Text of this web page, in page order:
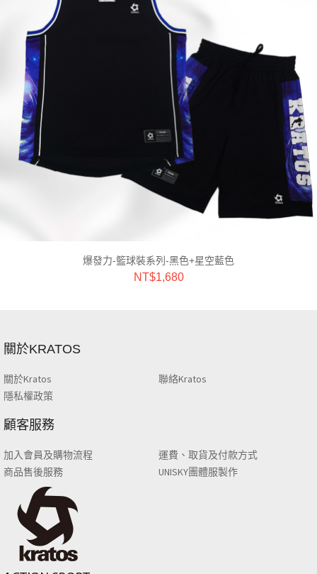
爆發力-籃球裝系列-黑色+星空藍色
NT$1,680
關於KRATOS
關於Kratos
聯絡Kratos
隱私權政策
顧客服務
加入會員及購物流程
運費、取貨及付款方式
商品售後服務
UNISKY團體服製作